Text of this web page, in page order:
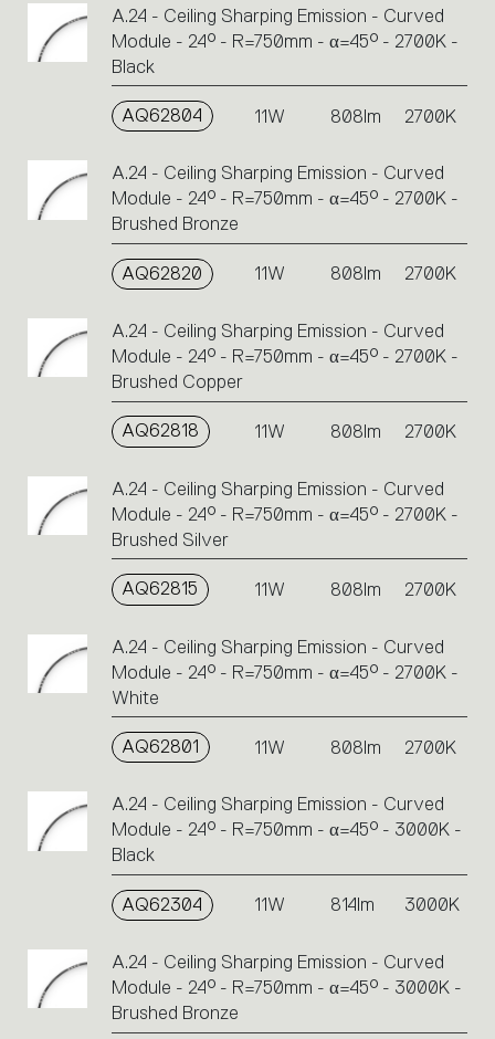
A.24 - Ceiling Sharping Emission - Curved
Module - 24° - R=750mm - α=45° - 2700K -
Black
AQ62804 11W 808lm 2700K
A.24 - Ceiling Sharping Emission - Curved
Module - 24° - R=750mm - α=45° - 2700K -
Brushed Bronze
AQ62820 11W 808lm 2700K
A.24 - Ceiling Sharping Emission - Curved
Module - 24° - R=750mm - α=45° - 2700K -
Brushed Copper
AQ62818 11W 808lm 2700K
A.24 - Ceiling Sharping Emission - Curved
Module - 24° - R=750mm - α=45° - 2700K -
Brushed Silver
AQ62815 11W 808lm 2700K
A.24 - Ceiling Sharping Emission - Curved
Module - 24° - R=750mm - α=45° - 2700K -
White
AQ62801 11W 808lm 2700K
A.24 - Ceiling Sharping Emission - Curved
Module - 24° - R=750mm - α=45° - 3000K -
Black
AQ62304 11W 814lm 3000K
A.24 - Ceiling Sharping Emission - Curved
Module - 24° - R=750mm - α=45° - 3000K -
Brushed Bronze